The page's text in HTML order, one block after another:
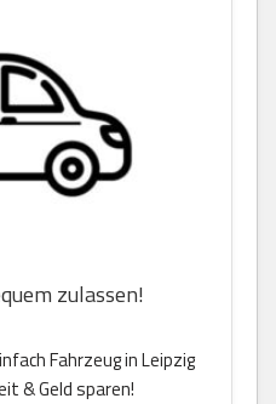
zulassen!
Fahrzeug in Leipzig
& Geld sparen!